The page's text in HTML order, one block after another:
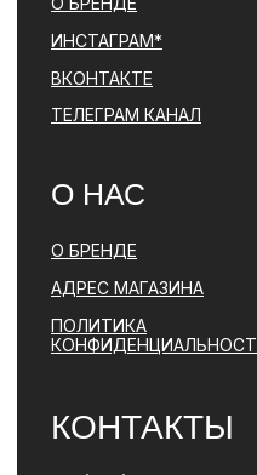
РАЗРАБОТКА САЙТА
ПОЛИТИКА КОНФИДЕНЦИАЛЬНОСТИ
ЮРИДИЧЕСКАЯ ИНФОРМАЦИЯ